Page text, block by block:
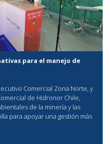
para el manejo de
Comercial Zona Norte, y
de Hidronor Chile,
de la minería y las
para apoyar una gestión más